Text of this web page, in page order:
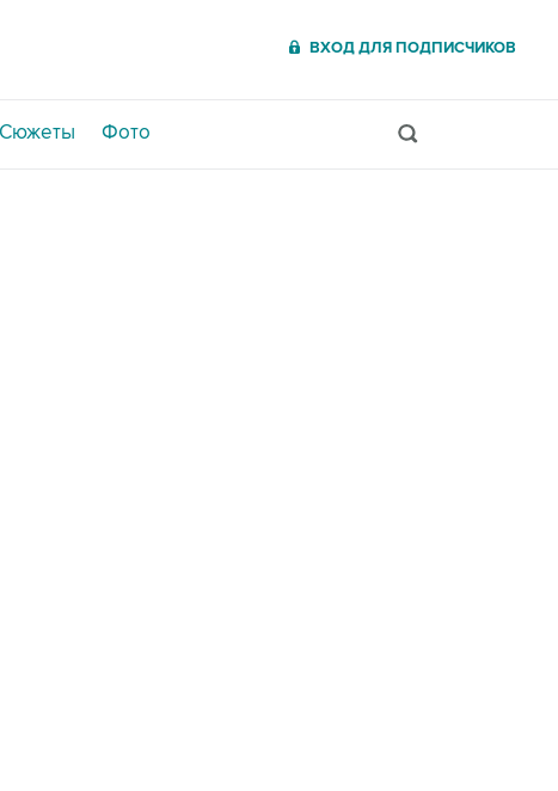
ВХОД ДЛЯ ПОДПИСЧИКОВ
Сюжеты Фото